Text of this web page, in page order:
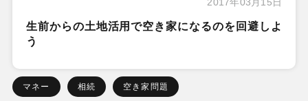
生前からの土地活用で空き家になるのを回避しよ
う
マネー 相続 空き家問題